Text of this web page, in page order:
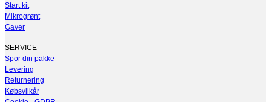
Start kit
Mikrogrønt
Gaver
SERVICE
Spor din pakke
Levering
Returnering
Købsvilkår